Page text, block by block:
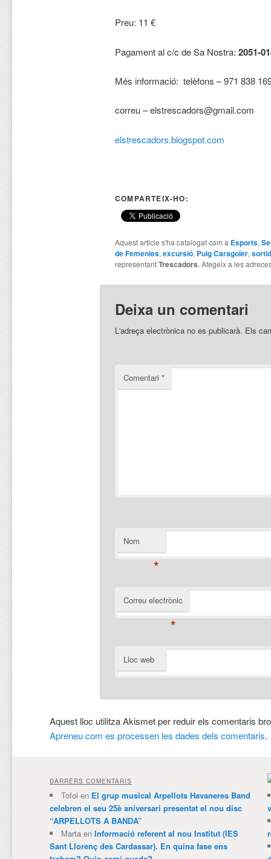
Preu: 11 €
Pagament al c/c de Sa Nostra: 2051-
Més informació: telèfons – 971 838
correu – elstrescadors@gmail.com
elstrescadors.blogspot.com
COMPARTEIX-HO:
Aquest article s'ha catalogat com a Esports,
de Femenies,excursió, Puig Caragoler,
representantTrescadors. Afegeix a les
Deixa un comentari
L'adreça electrònica no es publicarà. Els
Comentari *
Nom
*
Correu electrònic
*
Lloc web
Aquest lloc utilitza Akismet per reduir els comentaris
Apreneu com es processen les dades dels comentaris.
DARRERS COMENTARIS
Tofol en El grup musical Arpellots Havaneres Band
celebren el seu 25è aniversari presentat el nou disc
“ARPELLOTS A BANDA”
Martaen Informació referent al nou Institut (IES
Sant Llorenç des Cardassar). En quina fase ens